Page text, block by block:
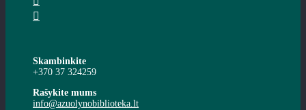
Skambinkite
+370 37 324259
Rašykite mums
info@azuolynobiblioteka.lt